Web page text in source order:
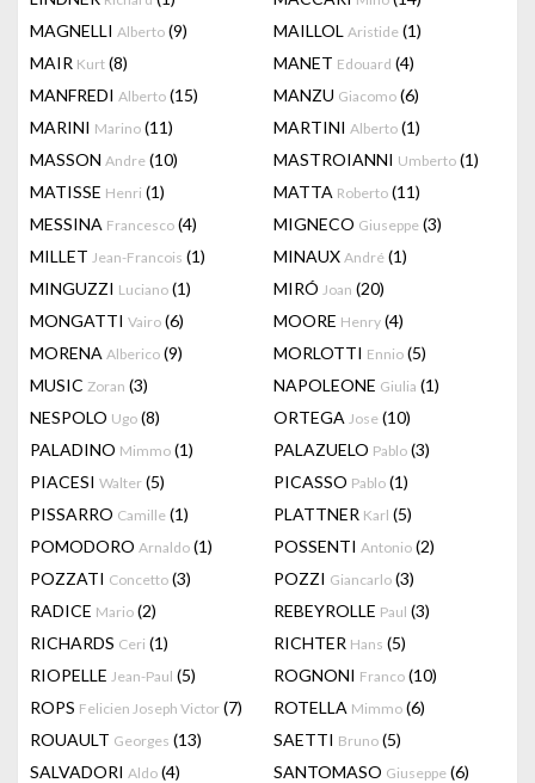
MAGNELLI Alberto (9) MAILLOL Aristide (1)
MAIR Kurt (8) MANET Edouard (4)
MANFREDI Alberto (15) MANZU Giacomo (6)
MARINI Marino (11) MARTINI Alberto (1)
MASSON Andre (10) MASTROIANNI Umberto (1)
MATISSE Henri (1) MATTA Roberto (11)
MESSINA Francesco (4) MIGNECO Giuseppe (3)
MILLET Jean-Francois (1) MINAUX André (1)
MINGUZZI Luciano (1) MIRÓ Joan (20)
MONGATTI Vairo (6) MOORE Henry (4)
MORENA Alberico (9) MORLOTTI Ennio (5)
MUSIC Zoran (3) NAPOLEONE Giulia (1)
NESPOLO Ugo (8) ORTEGA Jose (10)
PALADINO Mimmo (1) PALAZUELO Pablo (3)
PIACESI Walter (5) PICASSO Pablo (1)
PISSARRO Camille (1) PLATTNER Karl (5)
POMODORO Arnaldo (1) POSSENTI Antonio (2)
POZZATI Concetto (3) POZZI Giancarlo (3)
RADICE Mario (2) REBEYROLLE Paul (3)
RICHARDS Ceri (1) RICHTER Hans (5)
RIOPELLE Jean-Paul (5) ROGNONI Franco (10)
ROPS Felicien Joseph Victor (7) ROTELLA Mimmo (6)
ROUAULT Georges (13) SAETTI Bruno (5)
SALVADORI Aldo (4) SANTOMASO Giuseppe (6)